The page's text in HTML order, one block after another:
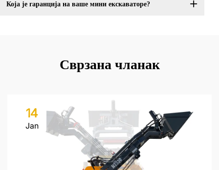
Која је гаранција на ваше мини екскаваторе?
Сврзана чланак
14
Jan